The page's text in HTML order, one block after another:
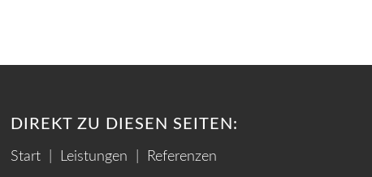
DIREKT ZU DIESEN SEITEN:
Start Leistungen Referenzen